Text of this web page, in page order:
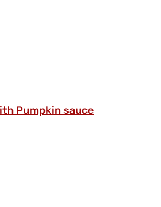
Pumpkin sauce